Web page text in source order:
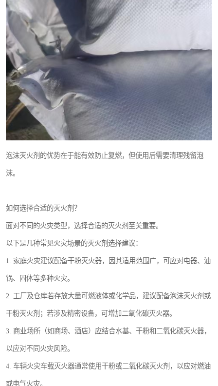
泡沫灭火剂的优势在于能有效防止复燃，但使用后需要清理残留泡
沫。
如何选择合适的灭火剂？
面对不同的火灾类型，选择合适的灭火剂至关重要。
以下是几种常见火灾场景的灭火剂选择建议：
1. 家庭火灾建议配备干粉灭火器，因其适用范围广，可应对电器、油
锅、固体等多种火灾。
2. 工厂及仓库若存放大量可燃液体或化学品，建议配备泡沫灭火剂或
干粉灭火剂；若涉及精密设备，可增加二氧化碳灭火器。
3. 商业场所（如商场、酒店）应结合水基、干粉和二氧化碳灭火器，
以应对不同火灾风险。
4. 车辆火灾车载灭火器通常使用干粉或二氧化碳灭火剂，以应对燃油
或电气火灾。